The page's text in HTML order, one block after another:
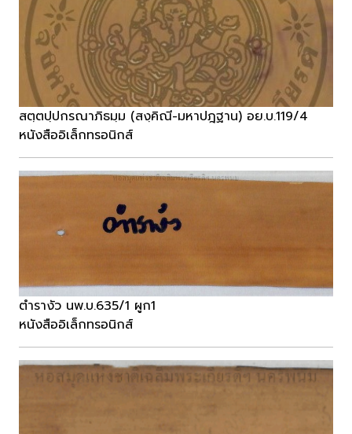
สตฺตปฺปกรณาภิธมฺม (สงฺคิณี-มหาปฎฐาน) อย.บ.119/4
หนังสืออิเล็กทรอนิกส์
ตำรางัว นพ.บ.635/1 ผูก1
หนังสืออิเล็กทรอนิกส์